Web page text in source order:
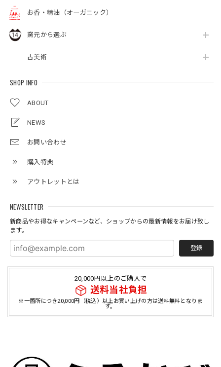
お香・精油（オーガニック）
窯元から選ぶ
古美術
SHOP INFO
ABOUT
NEWS
お問い合わせ
購入特典
アウトレットとは
NEWSLETTER
新商品やお得なキャンペーンなど、ショップからの最新情報をお届け致し
ます。
登録
20,000円以上のご購入で
送料当社負担
※一箇所につき20,000円（税込）以上お買い上げの方は送料無料となりま
す。